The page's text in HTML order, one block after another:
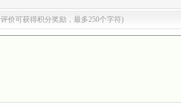
价可获得积分奖励，最多250个字符)